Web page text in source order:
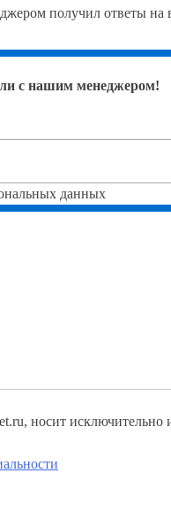
получил ответы на
с нашим менеджером!
данных
носит исключительно